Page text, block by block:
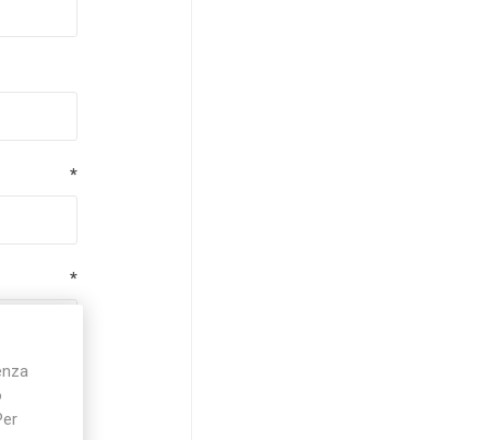
*
*